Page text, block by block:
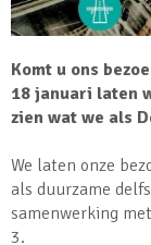
Komt u ons
18 januari laten
zien wat we als
We laten onze
als duurzame
samenwerking
3.